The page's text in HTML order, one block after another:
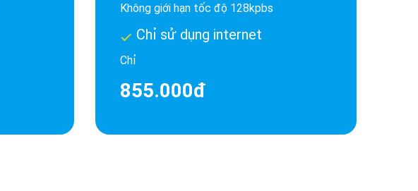
Không giới hạn tốc độ 128kpbs
Chỉ sử dụng internet
Chỉ
855.000đ